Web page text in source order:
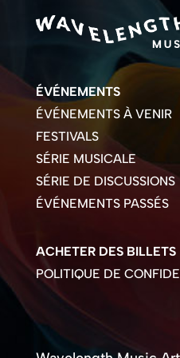
ÉVÉNEMENTS
ÉVÉNEMENTS À VENIR
FESTIVALS
SÉRIE MUSICALE
SÉRIE DE DISCUSSIONS
ÉVÉNEMENTS PASSÉS
ACHETER DES BILLETS
POLITIQUE DE